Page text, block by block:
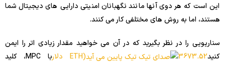
این است که هر دوی آنها مانند نگهبانان امنیتی دارایی های دیجیتال شما
هستند، اما به روش های مختلفی کار می کنند.
سناریویی را در نظر بگیرید که در آن می خواهید مقدار زیادی اتر را ایمن
کنید
ETH) 3673.52 دلار
با MPC، کلید